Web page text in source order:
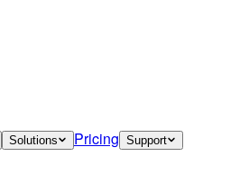
Solutions Pricing Support